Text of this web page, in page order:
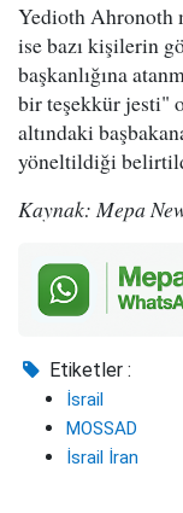
Yedioth Ahronoth
ise bazı kişilerin
başkanlığına
bir teşekkür jesti"
altındaki
yöneltildiği
Kaynak: Mepa
Etiketler :
İsrail
MOSSAD
İsrail İran